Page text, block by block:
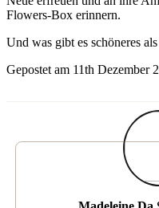
Flowers-Box erinnern.
Und was gibt es schöneres
Gepostet am 11th Dezember